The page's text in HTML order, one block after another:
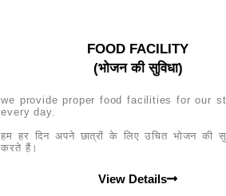
FOOD FACILITY
(भोजन की सुविधा)
we provide proper food facilities for our
every day.
हम हर दिन अपने छात्रों के लिए उचित भोजन की
करते हैं।
View Details